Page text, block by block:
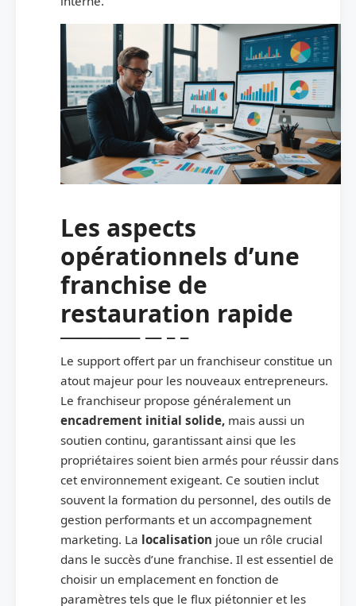
Les aspects
opérationnels d’une
franchise de
restauration rapide
Le support offert par un franchiseur constitue un
atout majeur pour les nouveaux entrepreneurs.
Le franchiseur propose généralement un
encadrement initial solide, mais aussi un
soutien continu, garantissant ainsi que les
propriétaires soient bien armés pour réussir dans
cet environnement exigeant. Ce soutien inclut
souvent la formation du personnel, des outils de
gestion performants et un accompagnement
marketing. La localisation joue un rôle crucial
dans le succès d’une franchise. Il est essentiel de
choisir un emplacement en fonction de
paramètres tels que le flux piétonnier et les